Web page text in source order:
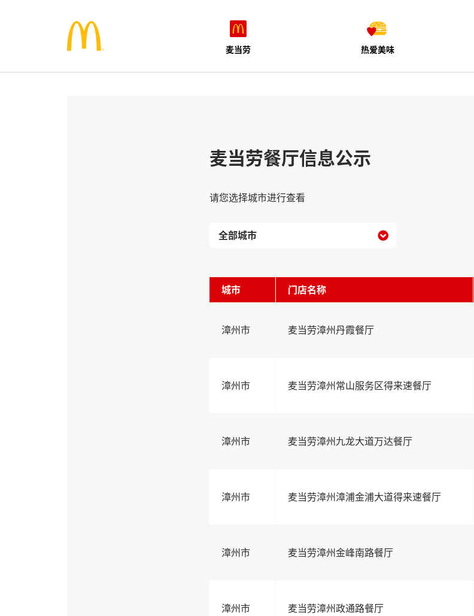
麦当劳 热爱美味
麦当劳餐厅信息公示
请您选择城市进行查看

城市 门店名称
漳州市 麦当劳漳州丹霞餐厅
漳州市 麦当劳漳州常山服务区得来速餐厅
漳州市 麦当劳漳州九龙大道万达餐厅
漳州市 麦当劳漳州漳浦金浦大道得来速餐厅
漳州市 麦当劳漳州金峰南路餐厅
漳州市 麦当劳漳州政通路餐厅